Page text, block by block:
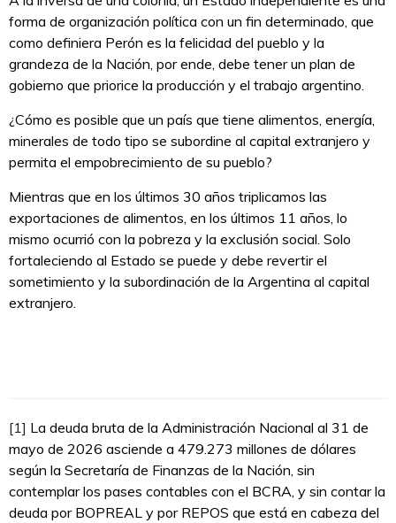
forma de organización política con un fin determinado, que
como definiera Perón es la felicidad del pueblo y la
grandeza de la Nación, por ende, debe tener un plan de
gobierno que priorice la producción y el trabajo argentino.
¿Cómo es posible que un país que tiene alimentos, energía,
minerales de todo tipo se subordine al capital extranjero y
permita el empobrecimiento de su pueblo?
Mientras que en los últimos 30 años triplicamos las
exportaciones de alimentos, en los últimos 11 años, lo
mismo ocurrió con la pobreza y la exclusión social. Solo
fortaleciendo al Estado se puede y debe revertir el
sometimiento y la subordinación de la Argentina al capital
extranjero.
[1] La deuda bruta de la Administración Nacional al 31 de
mayo de 2026 asciende a 479.273 millones de dólares
según la Secretaría de Finanzas de la Nación, sin
contemplar los pases contables con el BCRA, y sin contar la
deuda por BOPREAL y por REPOS que está en cabeza del